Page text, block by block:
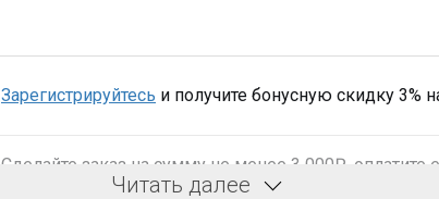
Зарегистрируйтесь и получите бонусную скидку 3%
Сделайте заказ на сумму не менее 3 000₽, оплатите
компенсацию доставки.
Читать далее